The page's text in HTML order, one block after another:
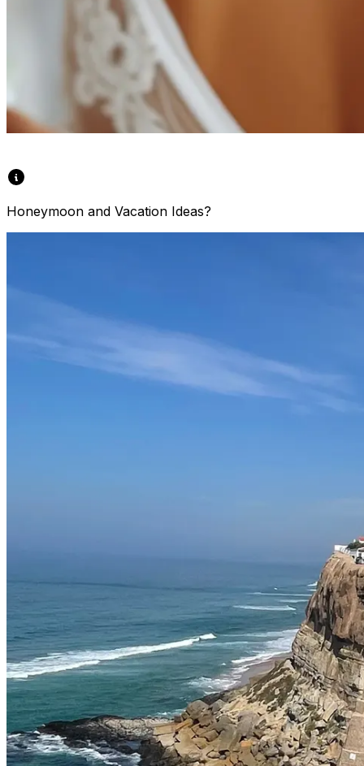
Honeymoon and Vacation Ideas?